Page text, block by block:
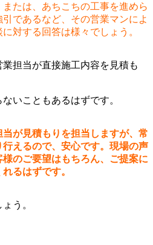
たは、あちこちの工事を進めら
であるなど、その営業マンによ
対する回答は様々でしょう。
担当が直接施工内容を見積も
いこともあるはずです。
が見積もりを担当しますが、常
えるので、安心です。現場の声
のご要望はもちろん、ご提案に
るはずです。
う。